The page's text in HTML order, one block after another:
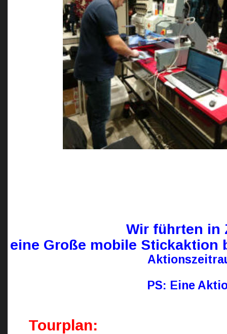
Wir führten in
eine Große mobile Stickaktion
PS: Eine
Tourplan: